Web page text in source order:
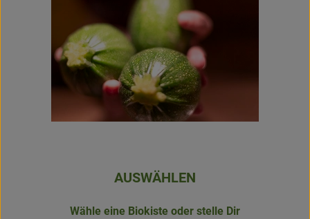
Backwaren
Naturwaren
Getränke
AUSWÄHLEN
Wähle eine Biokiste oder stelle Dir